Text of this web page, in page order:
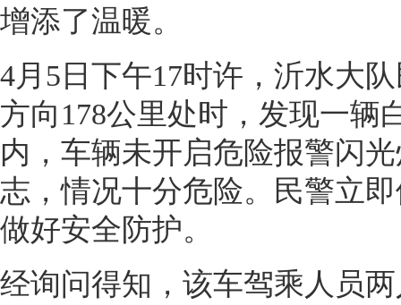
增添了温暖。
4月5日下午17时许，沂水大
方向178公里处时，发现一辆
内，车辆未开启危险报警闪
志，情况十分危险。民警立
做好安全防护。
经询问得知，该车驾乘人员